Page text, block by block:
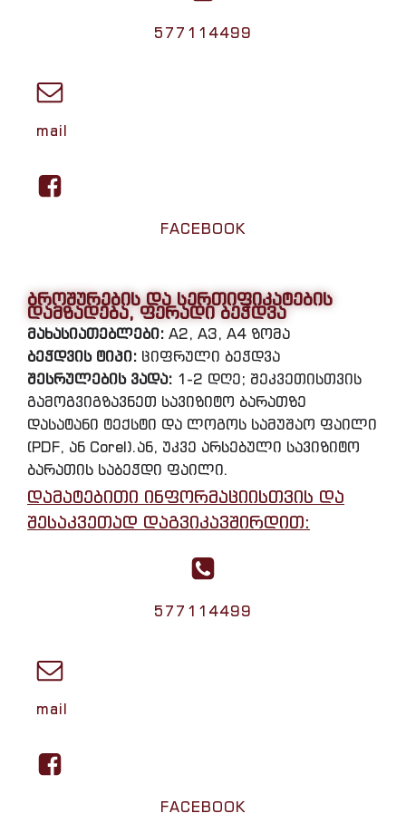
577114499
mail
FACEBOOK
ბროშურების და სერთიფიკატების
დამზადება, ფერადი ბეჭდვა
მახასიათებლები: A2, A3, A4 ზომა
ბეჭდვის ტიპი: ციფრული ბეჭდვა
შესრულების ვადა: 1-2 დღე; შეკვეთისთვის
გამოგვიგზავნეთ სავიზიტო ბარათზე
დასატანი ტექსტი და ლოგოს სამუშაო ფაილი
(PDF, ან Corel).ან, უკვე არსებული სავიზიტო
ბარათის საბეჭდი ფაილი.
დამატებითი ინფორმაციისთვის და
შესაკვეთად დაგვიკავშირდით:
577114499
mail
FACEBOOK